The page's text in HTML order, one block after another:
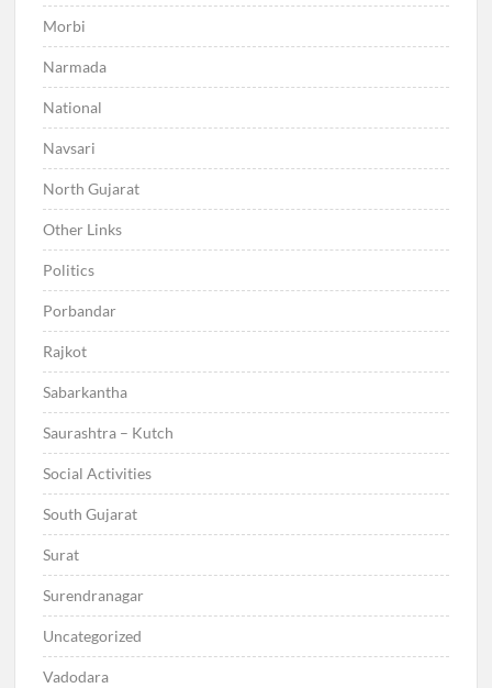
Morbi
Narmada
National
Navsari
North Gujarat
Other Links
Politics
Porbandar
Rajkot
Sabarkantha
Saurashtra – Kutch
Social Activities
South Gujarat
Surat
Surendranagar
Uncategorized
Vadodara